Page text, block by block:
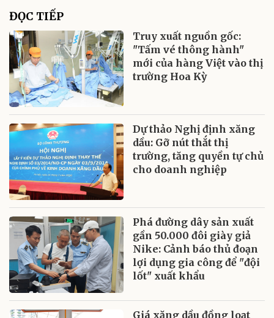
ĐỌC TIẾP
Truy xuất nguồn gốc:
"Tấm vé thông hành"
mới của hàng Việt vào thị
trường Hoa Kỳ
Dự thảo Nghị định xăng
dầu: Gỡ nút thắt thị
trường, tăng quyền tự chủ
cho doanh nghiệp
Phá đường dây sản xuất
gần 50.000 đôi giày giả
Nike: Cảnh báo thủ đoạn
lợi dụng gia công để "đội
lốt" xuất khẩu
Giá xăng dầu đồng loạt